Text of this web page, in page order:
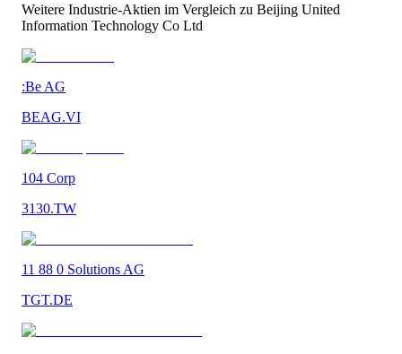
Weitere Industrie-Aktien im Vergleich zu Beijing United
Information Technology Co Ltd
:Be AG
BEAG.VI
104 Corp
3130.TW
11 88 0 Solutions AG
TGT.DE